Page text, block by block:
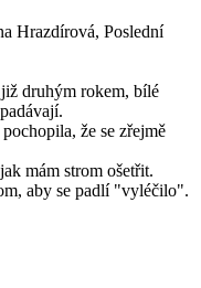
Hrazdírová, Poslední
druhým rokem, bílé
že se zřejmě
mám strom ošetřit.
aby se padlí "vyléčilo".